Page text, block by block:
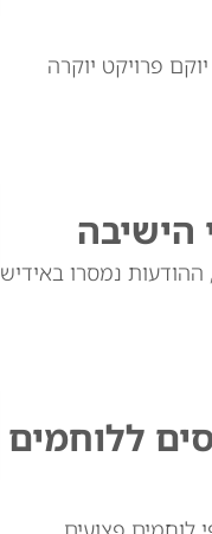
מהנוף • במקומו יוקם פרויקט יוקרה
הישיבה
ההודעות נמסרו באידיש
ללוחמים